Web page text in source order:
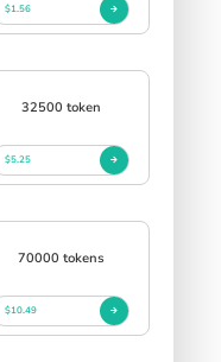
$1.56
32500 token
$5.25
70000 tokens
$10.49